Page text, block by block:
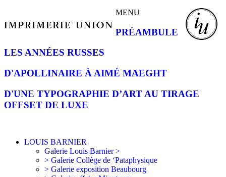
MENU
PRÉAMBULE
LES ANNÉES RUSSES
D'APOLLINAIRE À AIMÉ MAEGHT
D'UNE TYPOGRAPHIE D’ART AU TIRAGE
OFFSET DE LUXE
LOUIS BARNIER
Galerie Louis Barnier >
> Galerie Collège de ‘Pataphysique
> Galerie exposition Beaubourg